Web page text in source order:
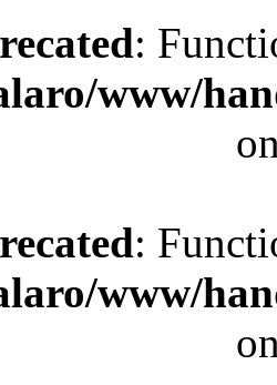
:
www/
:
www/